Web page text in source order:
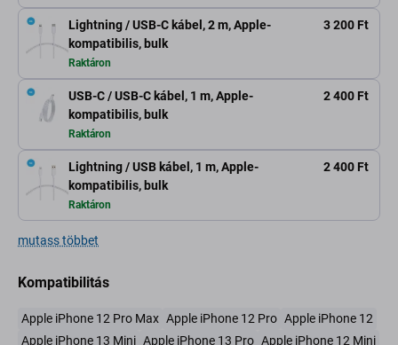
Lightning / USB-C kábel, 2 m, Apple-
kompatibilis, bulk
3 200 Ft
Raktáron
USB-C / USB-C kábel, 1 m, Apple-
kompatibilis, bulk
2 400 Ft
Raktáron
Lightning / USB kábel, 1 m, Apple-
kompatibilis, bulk
2 400 Ft
Raktáron
mutass többet
Kompatibilitás
Apple iPhone 12 Pro Max Apple iPhone 12 Pro Apple iPhone 12
Apple iPhone 13 Mini Apple iPhone 13 Pro Apple iPhone 12 Mini